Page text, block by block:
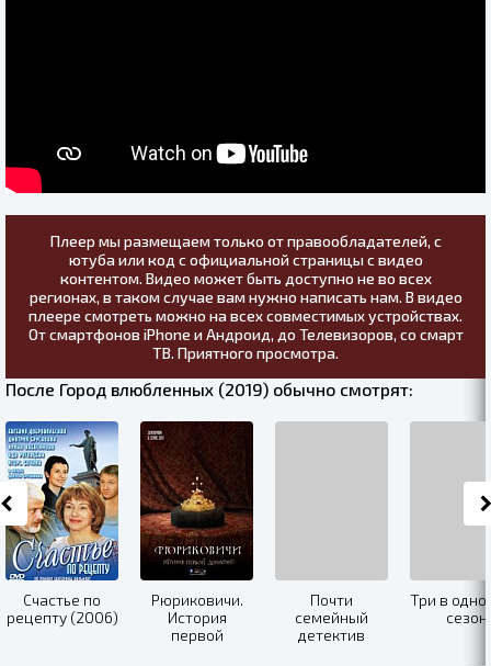
Плеер мы размещаем только от правообладателей, с
ютуба или код с официальной страницы с видео
контентом. Видео может быть доступно не во всех
регионах, в таком случае вам нужно написать нам. В видео
плеере смотреть можно на всех совместимых устройствах.
От смартфонов iPhone и Андроид, до Телевизоров, со смарт
ТВ. Приятного просмотра.
После Город влюбленных (2019) обычно смотрят:
Счастье по
рецепту (2006)
Рюриковичи.
История
первой
Почти
семейный
детектив
Три в
сезон